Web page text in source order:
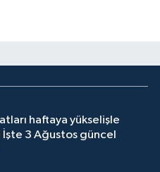
haftaya yükselişle
İşte 3 Ağustos güncel